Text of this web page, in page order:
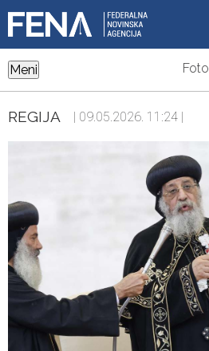
Meni Foto
REGIJA | 09.05.2026. 11:24 |